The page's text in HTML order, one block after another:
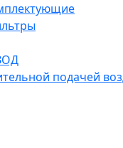
подачей